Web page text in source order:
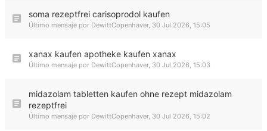
soma rezeptfrei carisoprodol kaufen
Último mensaje por DewittCopenhaver, 30 Jul 2026, 15:05
xanax kaufen apotheke kaufen xanax
Último mensaje por DewittCopenhaver, 30 Jul 2026, 15:03
midazolam tabletten kaufen ohne rezept midazolam
rezeptfrei
Último mensaje por DewittCopenhaver, 30 Jul 2026, 15:02